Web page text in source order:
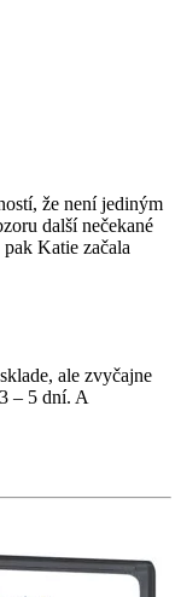
že není jediným
další nečekané
Katie začala
ale zvyčajne
– 5 dní. A